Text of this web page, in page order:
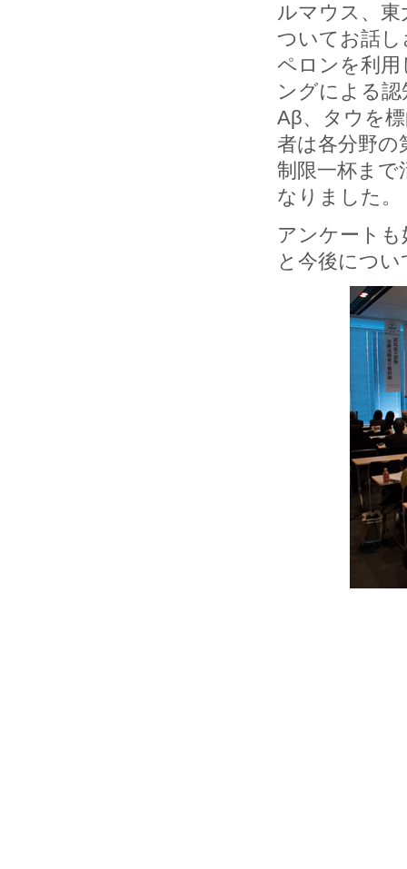
ルマウス、東
ついてお話し
ペロンを利用
ングによる
Aβ、タウを
者は各分野の
制限一杯まで
なりました。
アンケート
と今後につ